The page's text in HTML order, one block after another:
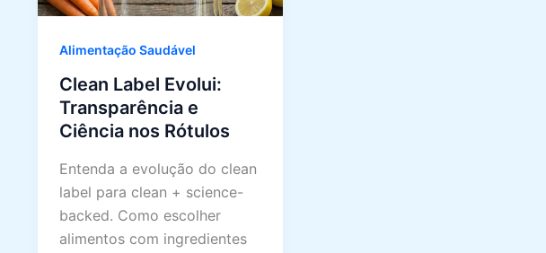
Alimentação Saudável
Clean Label Evolui:
Transparência e
Ciência nos Rótulos
Entenda a evolução do clean
label para clean + science-
backed. Como escolher
alimentos com ingredientes